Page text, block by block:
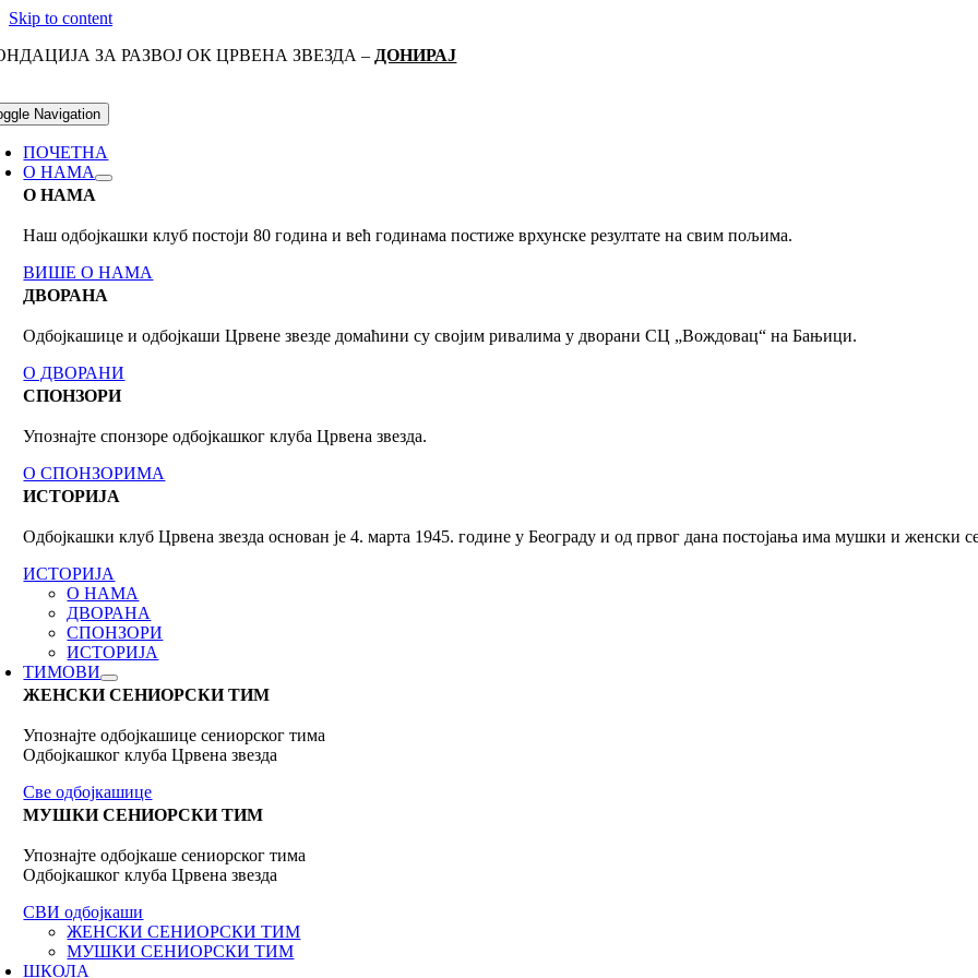
Skip to content
ЗА РАЗВОЈ ОК ЦРВЕНА ЗВЕЗДА – ДОНИРАЈ
Navigation
ПОЧЕТНА
О НАМА
О НАМА
Наш одбојкашки клуб постоји 80 годинa и већ годинама постиже врхунске резултате на свим пољима.
ВИШЕ О НАМА
ДВОРАНА
Одбојкашице и одбојкаши Црвене звезде домаћини су својим ривалима у дворани СЦ „Вождовац“ на Бањици.
О ДВОРАНИ
СПОНЗОРИ
Упознајте спонзоре одбојкашког клуба Црвена звезда.
О СПОНЗОРИМА
ИСТОРИЈА
Одбојкашки клуб Црвена звезда основан је 4. марта 1945. године у Београду и од првог дана постојања има мушки и женски
ИСТОРИЈА
О НАМА
ДВОРАНА
СПОНЗОРИ
ИСТОРИЈА
ТИМОВИ
ЖЕНСКИ СЕНИОРСКИ ТИМ
Упознајте одбојкашице сениорског тима
Одбојкашког клуба Црвена звезда
Све одбојкашице
МУШКИ СЕНИОРСКИ ТИМ
Упознајте одбојкаше сениорског тима
Одбојкашког клуба Црвена звезда
СВИ одбојкаши
ЖЕНСКИ СЕНИОРСКИ ТИМ
МУШКИ СЕНИОРСКИ ТИМ
ШКОЛА